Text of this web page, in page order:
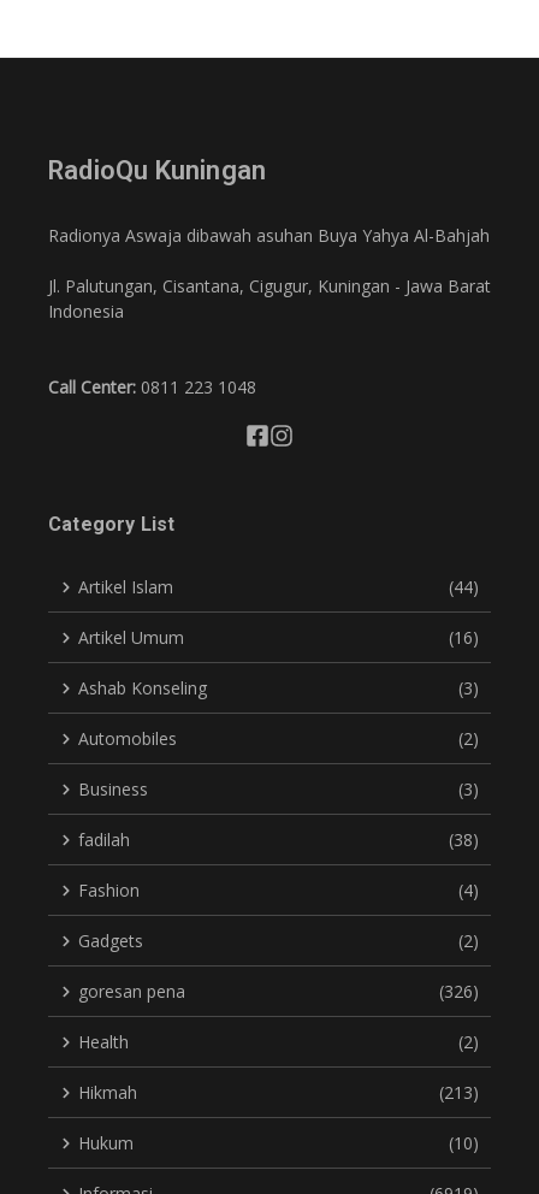
RadioQu Kuningan
Radionya Aswaja dibawah asuhan Buya Yahya Al-Bahjah
Jl. Palutungan, Cisantana, Cigugur, Kuningan - Jawa Barat
Indonesia
Call Center: 0811 223 1048
Category List
Artikel Islam (44)
Artikel Umum (16)
Ashab Konseling (3)
Automobiles (2)
Business (3)
fadilah (38)
Fashion (4)
Gadgets (2)
goresan pena (326)
Health (2)
Hikmah (213)
Hukum (10)